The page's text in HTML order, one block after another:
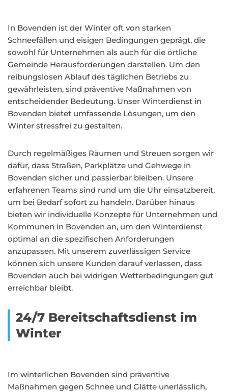
In Bovenden ist der Winter oft von starken
Schneefällen und eisigen Bedingungen geprägt, die
sowohl für Unternehmen als auch für die örtliche
Gemeinde Herausforderungen darstellen. Um den
reibungslosen Ablauf des täglichen Betriebs zu
gewährleisten, sind präventive Maßnahmen von
entscheidender Bedeutung. Unser Winterdienst in
Bovenden bietet umfassende Lösungen, um den
Winter stressfrei zu gestalten.
Durch regelmäßiges Räumen und Streuen sorgen wir
dafür, dass Straßen, Parkplätze und Gehwege in
Bovenden sicher und passierbar bleiben. Unsere
erfahrenen Teams sind rund um die Uhr einsatzbereit,
um bei Bedarf sofort zu handeln. Darüber hinaus
bieten wir individuelle Konzepte für Unternehmen und
Kommunen in Bovenden an, um den Winterdienst
optimal an die spezifischen Anforderungen
anzupassen. Mit unserem zuverlässigen Service
können sich unsere Kunden darauf verlassen, dass
Bovenden auch bei widrigen Wetterbedingungen gut
erreichbar bleibt.
24/7 Bereitschaftsdienst im
Winter
Im winterlichen Bovenden sind präventive
Maßnahmen gegen Schnee und Glätte unerlässlich,